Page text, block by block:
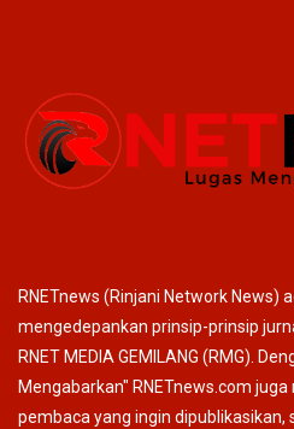
RNETnews (Rinjani Network News)
mengedepankan prinsip-prinsip
RNET MEDIA GEMILANG (RMG).
Mengabarkan" RNETnews.com
pembaca yang ingin